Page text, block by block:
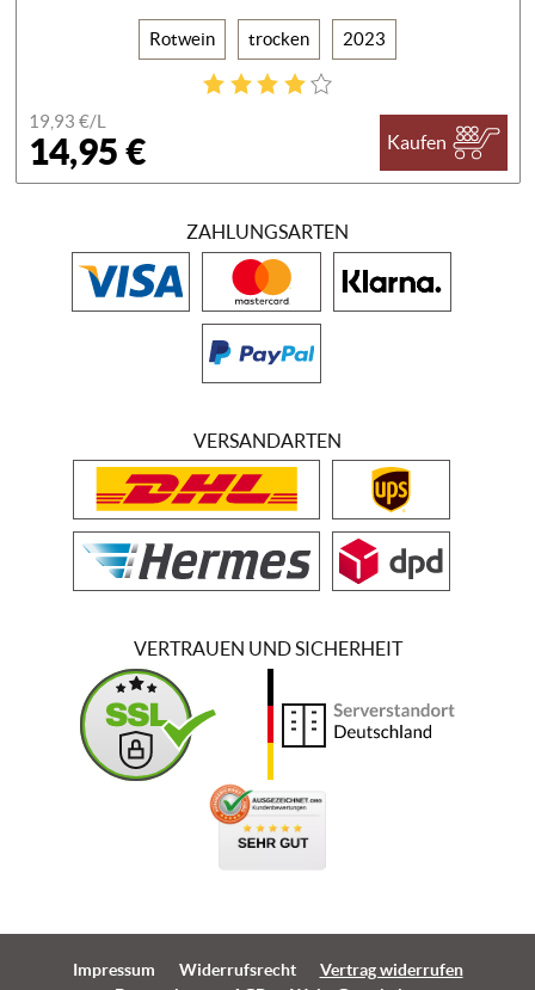
Rotwein trocken 2023
19,93 €/L
14,95 € Kaufen
ZAHLUNGSARTEN
VERSANDARTEN
VERTRAUEN UND SICHERHEIT
Impressum Widerrufsrecht
Vertrag widerrufen